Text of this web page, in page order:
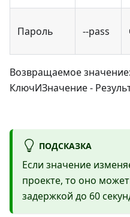
Пароль --pass
Возвращаемое
КлючИЗначение -
ПОДСКАЗКА
Если значение
проекте, то оно может
задержкой до 60